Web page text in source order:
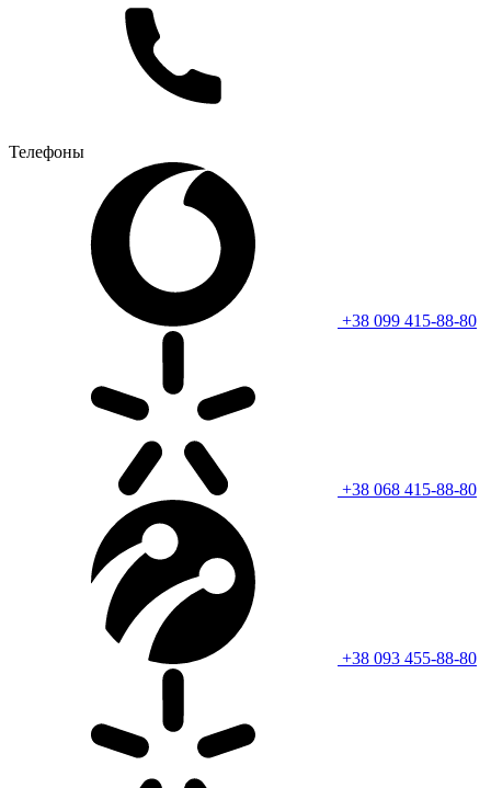
Телефоны
+38 099 415-88-80
+38 068 415-88-80
+38 093 455-88-80